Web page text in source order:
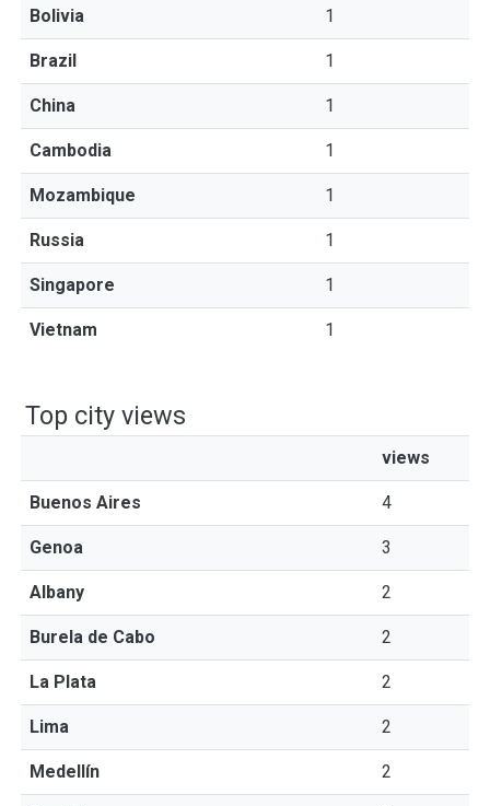
Bolivia 1
Brazil 1
China 1
Cambodia 1
Mozambique 1
Russia 1
Singapore 1
Vietnam 1
Top city views
views
Buenos Aires 4
Genoa 3
Albany 2
Burela de Cabo 2
La Plata 2
Lima 2
Medellín 2